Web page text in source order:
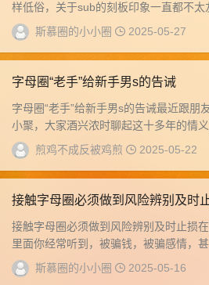
样低俗，关于sub的刻板印象一直都不太
这个人的性格就是天生如此。即使失去了
斯慕圈的小小圈 2025-05-27
字母圈“老手”给新手男s的告诫
字母圈“老手”给新手男s的告诫最近跟朋
小聚，大家酒兴浓时聊起这十多年的情义
醺恍惚间才后知后觉，原来自己已经不再
轻。如...
煎鸡不成反被鸡煎 2025-05-22
接触字母圈必须做到风险辨别及时
接触字母圈必须做到风险辨别及时止损
里面你经常听到，被骗钱，被骗感情，甚
诈骗，毋庸置疑的是被骗的往往是萌新，
有做到风...
斯慕圈的小小圈 2025-05-16